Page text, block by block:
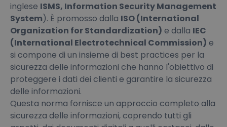
inglese ISMS, Information Security Management
System). È promosso dalla ISO (International
Organization for Standardization) e dalla IEC
(International Electrotechnical Commission) e
si compone di un insieme di best practices per la
sicurezza delle informazioni che hanno l'obiettivo di
proteggere i dati dei clienti e garantire la sicurezza
delle informazioni.
Questa norma fornisce un approccio completo alla
sicurezza delle informazioni, coprendo tutti gli